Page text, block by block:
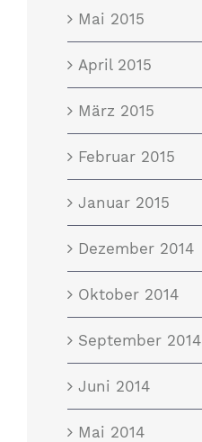
Mai 2015
April 2015
März 2015
Februar 2015
Januar 2015
Dezember 2014
Oktober 2014
September 2014
Juni 2014
Mai 2014